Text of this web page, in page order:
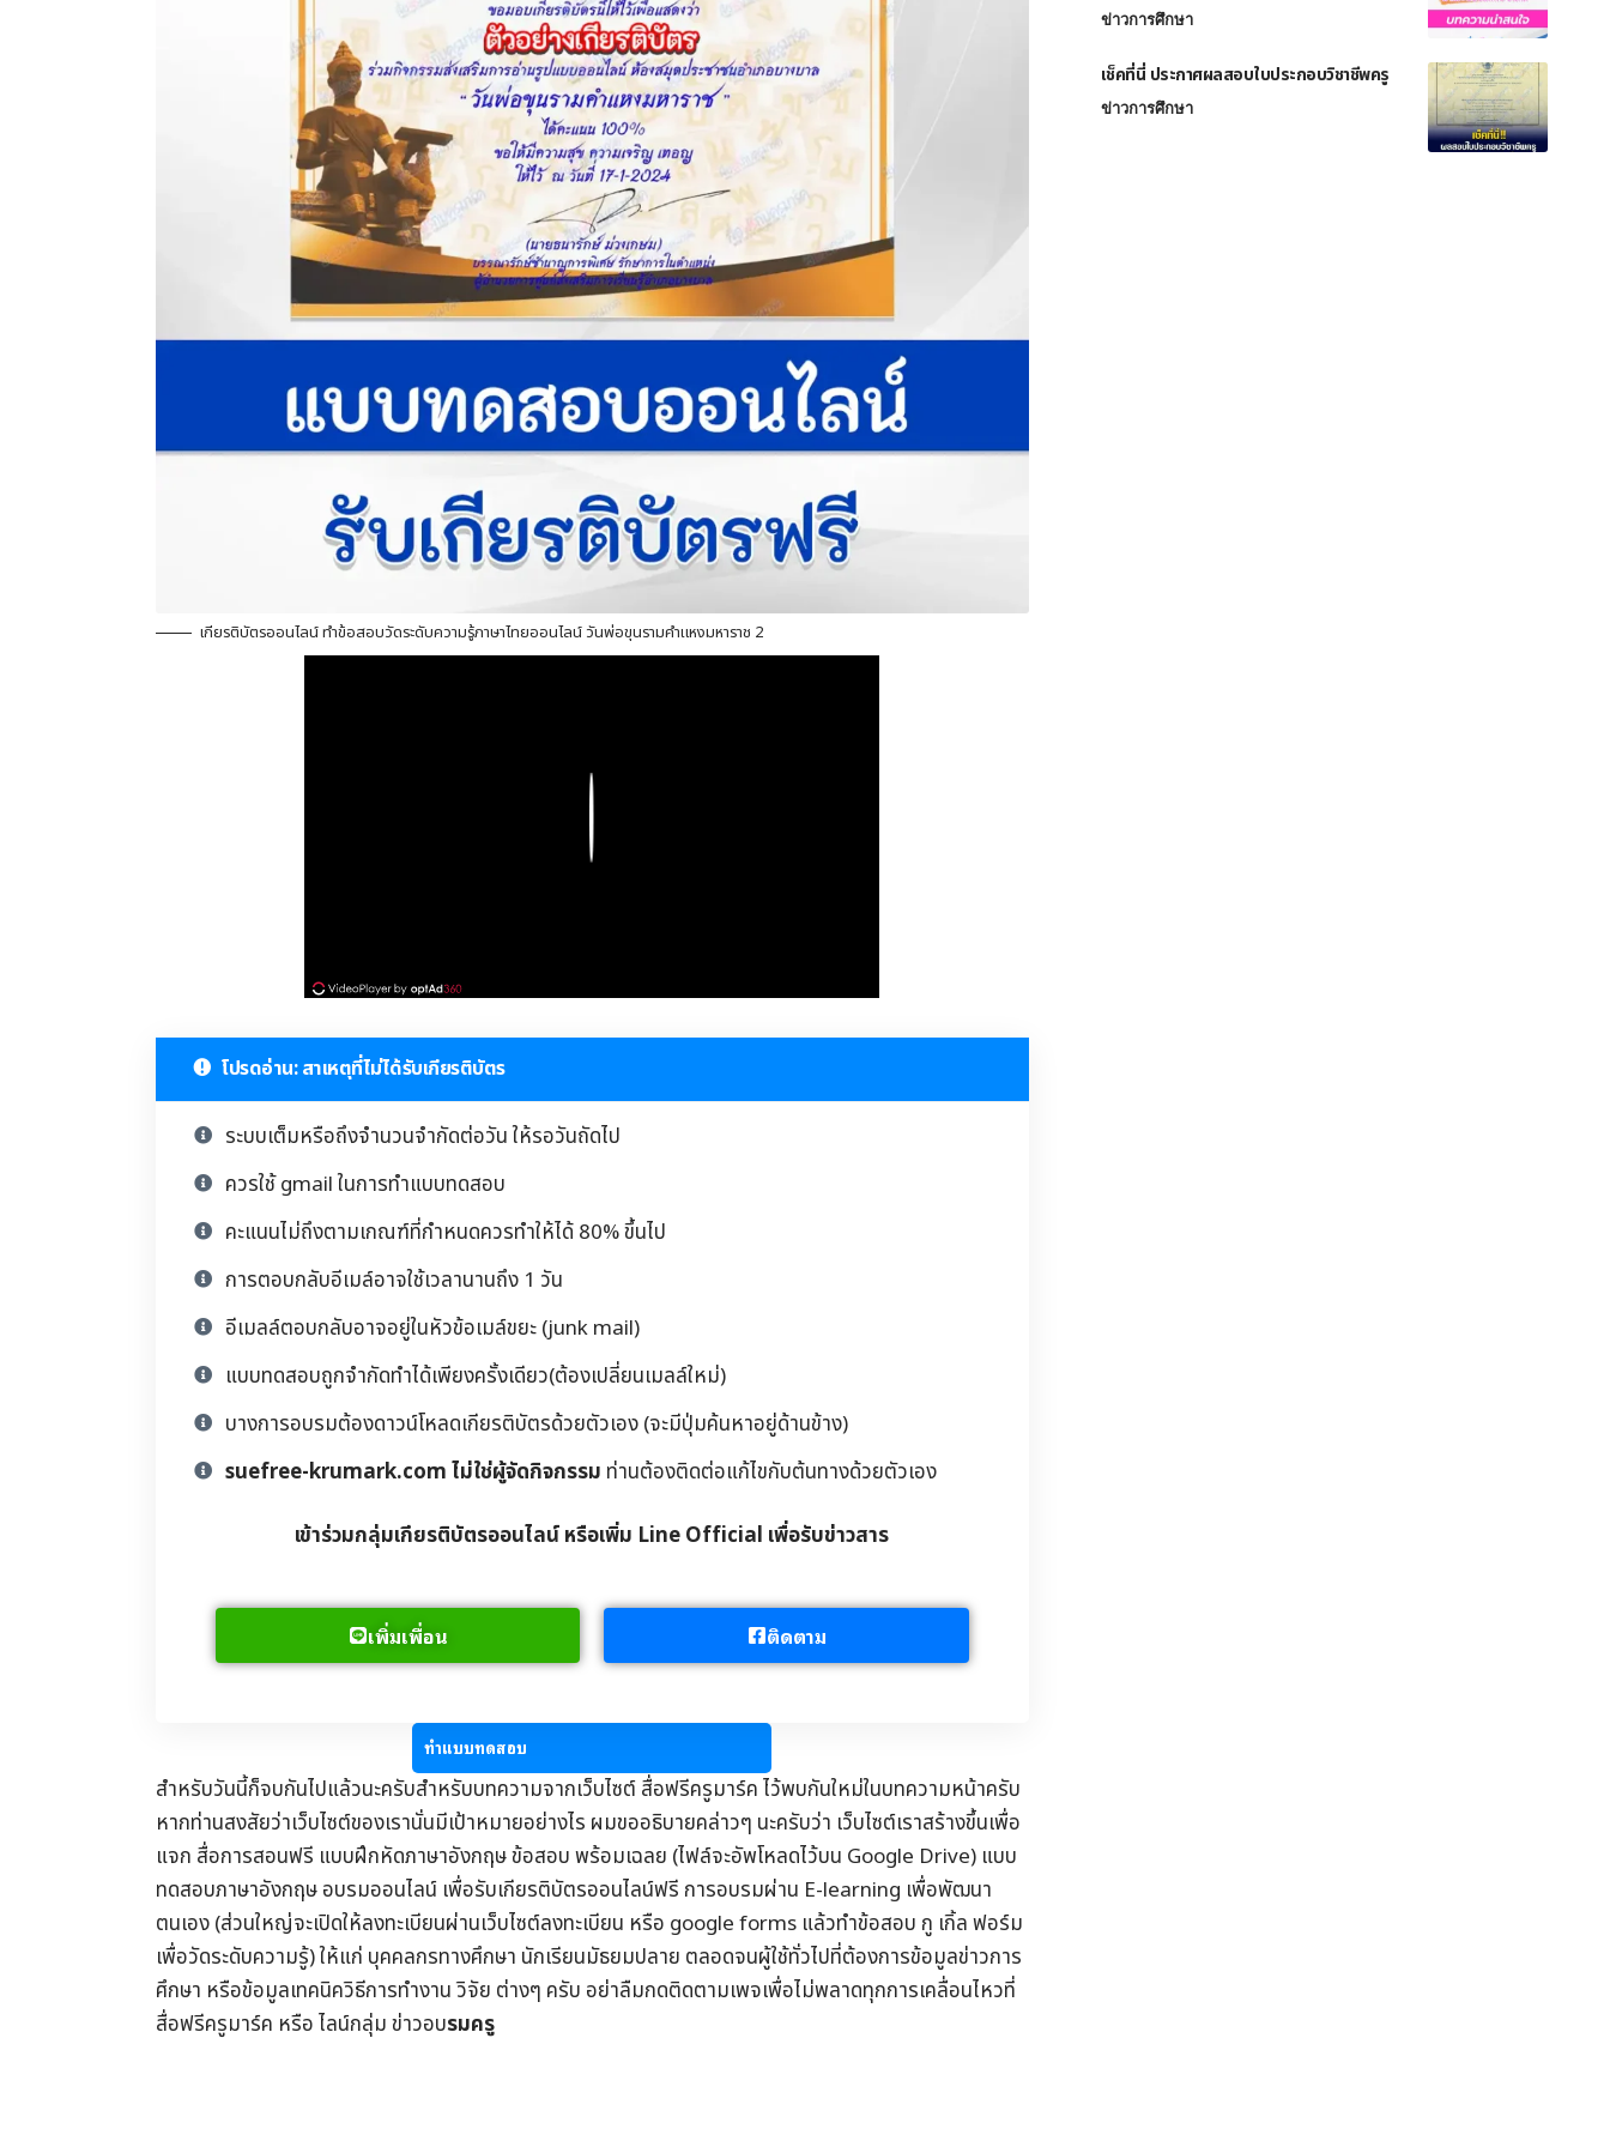
เกียรติบัตรออนไลน์ ทำข้อสอบวัดระดับความรู้ภาษาไทยออนไลน์ วันพ่อขุนรามคำแหงมหาราช 2
โปรดอ่าน: สาเหตุที่ไม่ได้รับเกียรติบัตร
ระบบเต็มหรือถึงจำนวนจำกัดต่อวัน ให้รอวันถัดไป
ควรใช้ gmail ในการทำแบบทดสอบ
คะแนนไม่ถึงตามเกณฑ์ที่กำหนดควรทำให้ได้ 80% ขึ้นไป
การตอบกลับอีเมล์อาจใช้เวลานานถึง 1 วัน
อีเมลล์ตอบกลับอาจอยู่ในหัวข้อเมล์ขยะ (junk mail)
แบบทดสอบถูกจำกัดทำได้เพียงครั้งเดียว(ต้องเปลี่ยนเมลล์ใหม่)
บางการอบรมต้องดาวน์โหลดเกียรติบัตรด้วยตัวเอง (จะมีปุ่มค้นหาอยู่ด้านข้าง)
suefree-krumark.com ไม่ใช่ผู้จัดกิจกรรม ท่านต้องติดต่อแก้ไขกับต้นทางด้วยตัวเอง
เข้าร่วมกลุ่มเกียรติบัตรออนไลน์ หรือเพิ่ม Line Official เพื่อรับข่าวสาร
เพิ่มเพื่อน ติดตาม
ทำแบบทดสอบ
สำหรับวันนี้ก็จบกันไปแล้วนะครับสำหรับบทความจากเว็บไซต์สื่อฟรีครูมาร์คไว้พบกันใหม่ในบทความหน้าครับ
หากท่านสงสัยว่าเว็บไซต์ของเรานั่นมีเป้าหมายอย่างไร ผมขออธิบายคล่าวๆ นะครับว่า เว็บไซต์เราสร้างขึ้นเพื่อ
แจก สื่อการสอนฟรี แบบฝึกหัดภาษาอังกฤษข้อสอบพร้อมเฉลย (ไฟล์จะอัพโหลดไว้บน Google Drive) แบบ
ทดสอบภาษาอังกฤษอบรมออนไลน์ เพื่อรับเกียรติบัตรออนไลน์ฟรี การอบรมผ่าน E-learning เพื่อพัฒนา
ตนเอง (ส่วนใหญ่จะเปิดให้ลงทะเบียนผ่านเว็บไซต์ลงทะเบียน หรือ google forms แล้วทำข้อสอบ กู เกิ้ล ฟอร์ม
เพื่อวัดระดับความรู้) ให้แก่ บุคคลกรทางศึกษา นักเรียนมัธยมปลาย ตลอดจนผู้ใช้ทั่วไปที่ต้องการข้อมูลข่าวการ
ศึกษา หรือข้อมูลเทคนิควิธีการทำงาน วิจัย ต่างๆ ครับ อย่าลืมกดติดตามเพจเพื่อไม่พลาดทุกการเคลื่อนไหวที่
สื่อฟรีครูมาร์ค หรือ ไลน์กลุ่มข่าวอบรมครู
ข่าวการศึกษา
เช็คที่นี่ ประกาศผลสอบใบประกอบวิชาชีพครู
ข่าวการศึกษา